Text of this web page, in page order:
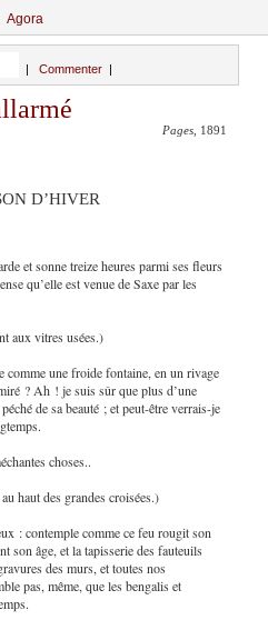
Agora
Commenter
Pages , 1891
D’HIVER
et sonne treize heures parmi ses fleurs
qu’elle est venue de Saxe par les
aux vitres usées.)
comme une froide fontaine, en un rivage
? Ah ! je suis sûr que plus d’une
de sa beauté ; et peut-être verrais-je
choses..
haut des grandes croisées.)
: contemple comme ce feu rougit son
son âge, et la tapisserie des fauteuils
des murs, et toutes nos
pas, même, que les bengalis et